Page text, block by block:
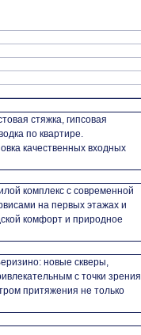
стяжка, гипсовая
по квартире.
качественных входных
комплекс с современной
на первых этажах и
комфорт и природное
новые скверы,
с точки зрения
притяжения не только